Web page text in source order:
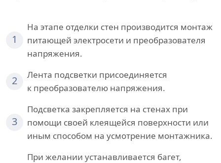
1
На этапе отделки стен производится монтаж
питающей электросети и преобразователя
напряжения.
2
Лента подсветки присоединяется
к преобразователю напряжения.
3
Подсветка закрепляется на стенах при
помощи своей клеящейся поверхности или
иным способом на усмотрение монтажника.
При желании устанавливается багет,